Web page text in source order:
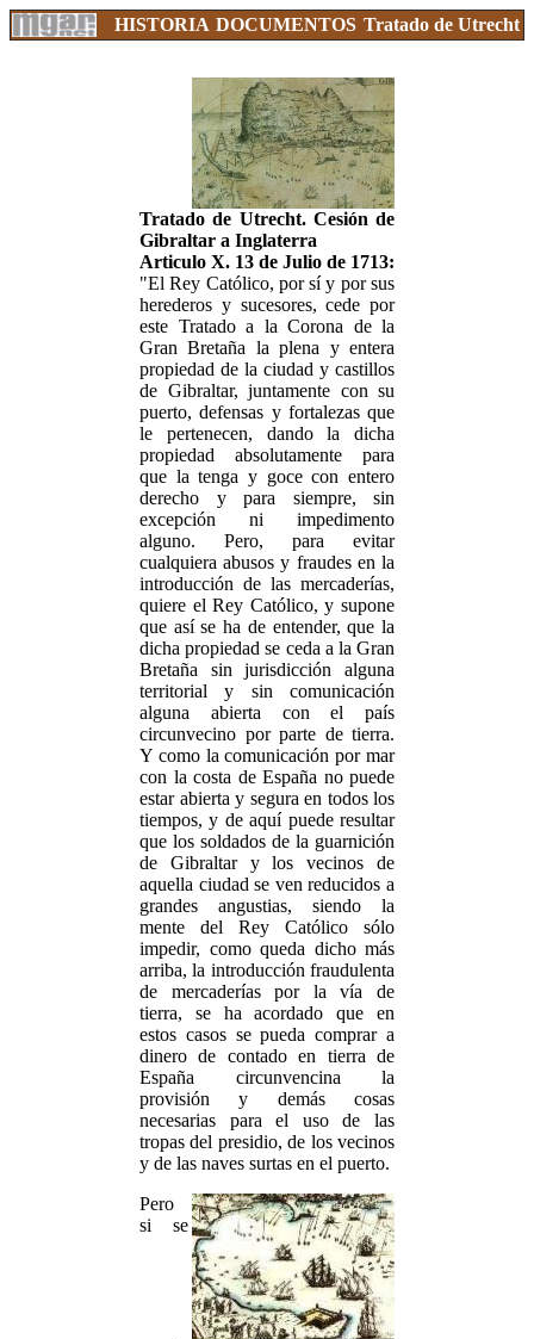
HISTORIA DOCUMENTOS Tratado de Utrecht
Tratado de Utrecht. Cesión de
Gibraltar a Inglaterra
Articulo X. 13 de Julio de 1713:
"El Rey Católico, por sí y por sus
herederos y sucesores, cede por
este Tratado a la Corona de la
Gran Bretaña la plena y entera
propiedad de la ciudad y castillos
de Gibraltar, juntamente con su
puerto, defensas y fortalezas que
le pertenecen, dando la dicha
propiedad absolutamente para
que la tenga y goce con entero
derecho y para siempre, sin
excepción ni impedimento
alguno. Pero, para evitar
cualquiera abusos y fraudes en la
introducción de las mercaderías,
quiere el Rey Católico, y supone
que así se ha de entender, que la
dicha propiedad se ceda a la Gran
Bretaña sin jurisdicción alguna
territorial y sin comunicación
alguna abierta con el país
circunvecino por parte de tierra.
Y como la comunicación por mar
con la costa de España no puede
estar abierta y segura en todos los
tiempos, y de aquí puede resultar
que los soldados de la guarnición
de Gibraltar y los vecinos de
aquella ciudad se ven reducidos a
grandes angustias, siendo la
mente del Rey Católico sólo
impedir, como queda dicho más
arriba, la introducción fraudulenta
de mercaderías por la vía de
tierra, se ha acordado que en
estos casos se pueda comprar a
dinero de contado en tierra de
España circunvencina la
provisión y demás cosas
necesarias para el uso de las
tropas del presidio, de los vecinos
y de las naves surtas en el puerto.
Pero
si se